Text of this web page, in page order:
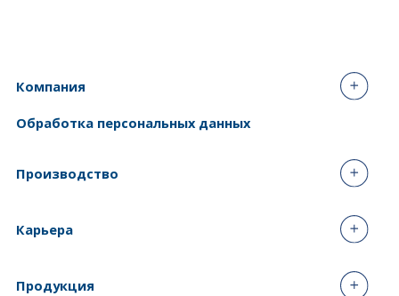
Компания
Обработка персональных данных
Производство
Карьера
Продукция